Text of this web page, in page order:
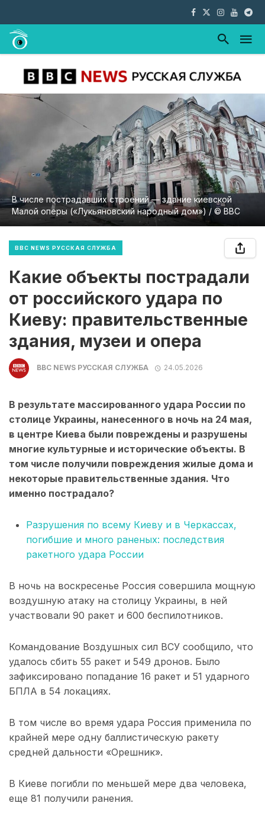
В числе пострадавших строений — здание киевской
Малой оперы («Лукьяновский народный дом») / © BBC
BBC NEWS РУССКАЯ СЛУЖБА
Какие объекты пострадали
от российского удара по
Киеву: правительственные
здания, музеи и опера
BBC NEWS РУССКАЯ СЛУЖБА 24.05.2026
В результате массированного удара России по
столице Украины, нанесенного в ночь на 24 мая,
в центре Киева были повреждены и разрушены
многие культурные и исторические объекты. В
том числе получили повреждения жилые дома и
некоторые правительственные здания. Что
именно пострадало?
Разрушения по всему Киеву и в Черкассах,
погибшие и много раненых: последствия
ракетного удара России
В ночь на воскресенье Россия совершила мощную
воздушную атаку на столицу Украины, в ней
участвовали 90 ракет и 600 беспилотников.
Командование Воздушных сил ВСУ сообщило, что
удалось сбить 55 ракет и 549 дронов. Было
зафиксировано попадание 16 ракет и 51 ударного
БПЛА в 54 локациях.
В том числе во время удара Россия применила по
крайней мере одну баллистическую ракету
средней дальности «Орешник».
В Киеве погибли по меньшей мере два человека,
еще 81 получили ранения.